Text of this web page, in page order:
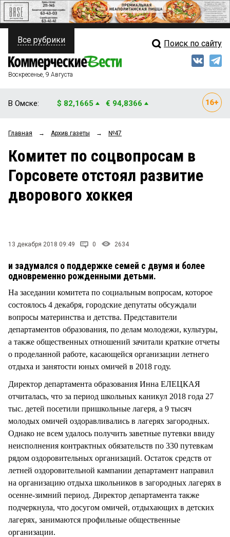
ПОЛИТИКА
ФИНАНСЫ
ОБЩЕСТВО
ЗАКОН
НОВОСТИ КОМПАНИЙ
Свежий выпуск
Рейтинги
Блоги
Все рубрики Поиск по сайту
Воскресенье, 9 Августа
В Омске: $ 82,1665 € 94,8366
Главная → Архив газеты → №47
Комитет по соцвопросам в
Горсовете отстоял развитие
дворового хоккея
13 декабря 2018 09:49 0 2634
и задумался о поддержке семей с двумя и более
одновременно рожденными детьми.
На заседании комитета по социальным вопросам, которое
состоялось 4 декабря, городские депутаты обсуждали
вопросы материнства и детства. Представители
департаментов образования, по делам молодежи, культуры,
а также общественных отношений зачитали краткие отчеты
о проделанной работе, касающейся организации летнего
отдыха и занятости юных омичей в 2018 году.
Директор департамента образования Инна ЕЛЕЦКАЯ
отчиталась, что за период школьных каникул 2018 года 27
тыс. детей посетили пришкольные лагеря, а 9 тысяч
молодых омичей оздоравливались в лагерях загородных.
Однако не всем удалось получить заветные путевки ввиду
неисполнения контрактных обязательств по 330 путевкам
рядом оздоровительных организаций. Остаток средств от
летней оздоровительной кампании департамент направил
на организацию отдыха школьников в загородных лагерях в
осенне-зимний период. Директор департамента также
подчеркнула, что досугом омичей, отдыхающих в детских
лагерях, занимаются профильные общественные
организации.